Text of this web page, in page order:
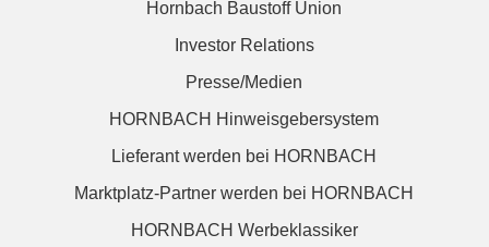
Hornbach Baustoff Union
Investor Relations
Presse/Medien
HORNBACH Hinweisgebersystem
Lieferant werden bei HORNBACH
Marktplatz-Partner werden bei HORNBACH
HORNBACH Werbeklassiker